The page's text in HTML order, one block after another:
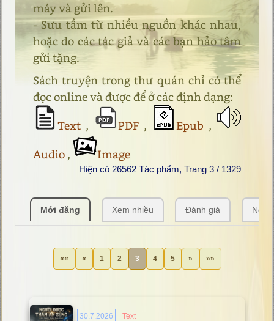
máy và gửi lên.
- Sưu tầm từ nhiều nguồn khác nhau,
hoặc do các tác giả và các bạn hảo tâm
gửi tặng.
Sách truyện trong thư quán chỉ có thể
đọc online và được để ở các định dạng:
Text , PDF , Epub ,
Audio , Image
Hiện có 26562 Tác phẩm, Trang 3 / 1329
Mới đăng Xem nhiều Đánh giá
«« « 1 2 3 4 5 » »»
30.7.2026 Text